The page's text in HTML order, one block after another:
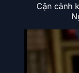
Cận cảnh